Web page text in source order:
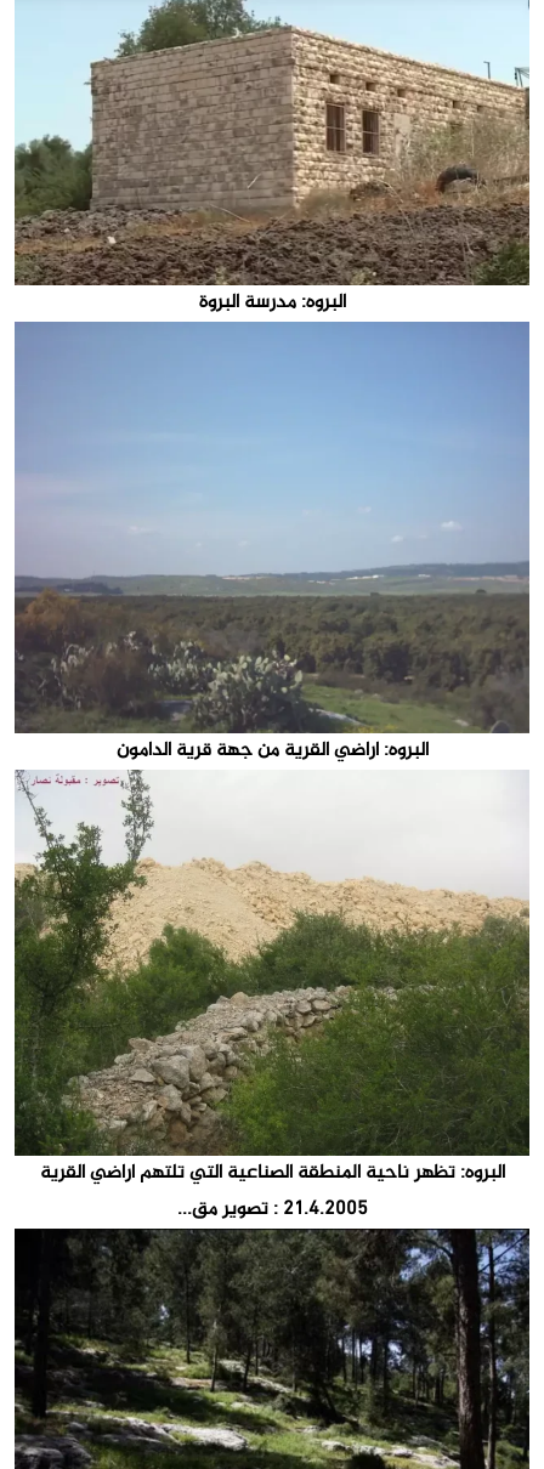
البروه: مدرسة البروة
البروه: اراضي القرية من جهة قرية الدامون
البروه: تظهر ناحية المنطقة الصناعية التي تلتهم اراضي القرية
21.4.2005 : تصوير مق...